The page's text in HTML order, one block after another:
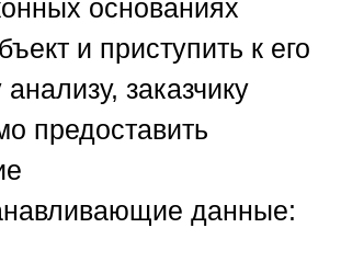
основаниях
и приступить к его
заказчику
предоставить
данные: